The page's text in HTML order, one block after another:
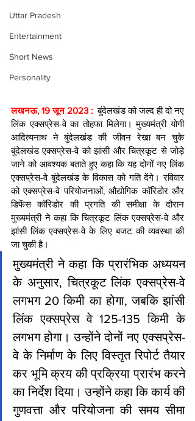
Uttar Pradesh
Entertainment
Short News
Personality
लखनऊ, 19 जून 2023 :
  बुंदेलखंड को जल्द ही दो नए
लिंक एक्सप्रेस-वे का तोहफा मिलेगा। मुख्यमंत्री योगी
आदित्यनाथ ने बुंदेलखंड की जीवन रेखा बन चुके
बुंदेलखंड एक्सप्रेस-वे को झांसी और चित्रकूट से जोड़े
जाने को आवश्यक बताते हुए कहा कि यह दोनों नए लिंक
एक्सप्रेस-वे बुंदेलखंड के विकास को गति देंगे। रविवार
को एक्सप्रेस-वे परियोजनाओं, औद्योगिक कॉरिडोर और
डिफेंस कॉरिडोर की प्रगति की समीक्षा के दौरान
मुख्यमंत्री ने कहा कि चित्रकूट लिंक एक्सप्रेस-वे और
झांसी लिंक एक्सप्रेस-वे के लिए बजट की व्यवस्था की
जा चुकी है।
मुख्यमंत्री ने कहा कि प्रारंभिक अध्ययन
के अनुसार, चित्रकूट लिंक एक्सप्रेस-वे
लगभग 20 किमी का होगा, जबकि झांसी
लिंक एक्सप्रेस वे 125-135 किमी के
लगभग होगा। उन्होंने दोनों नए एक्सप्रेस-
वे के निर्माण के लिए विस्तृत रिपोर्ट तैयार
कर भूमि क्रय की प्रक्रिया प्रारंभ करने
का निर्देश दिया। उन्होंने कहा कि कार्य की
गुणवत्ता और परियोजना की समय सीमा